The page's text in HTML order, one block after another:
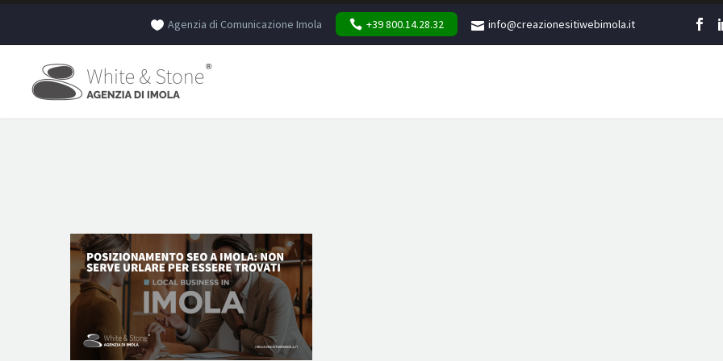
Agenzia di Comunicazione Imola +39 800.14.28.32 info@creazionesitiwebimola.it